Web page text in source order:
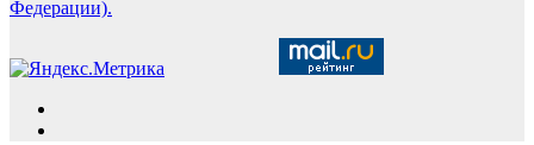
Федерации).